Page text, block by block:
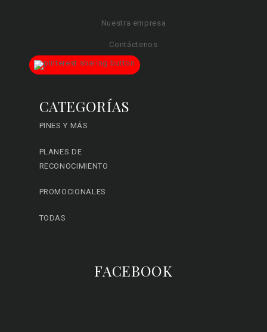
Nuestra empresa
Contáctenos
CATEGORÍAS
PINES Y MÁS
PLANES DE
RECONOCIMIENTO
PROMOCIONALES
TODAS
FACEBOOK